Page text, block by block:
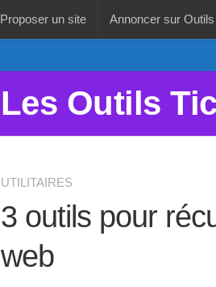
Proposer un site Annoncer sur Outils
Les Outils
UTILITAIRES
3 outils pour
web